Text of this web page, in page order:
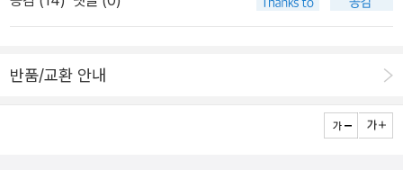
함께 이야기 해 볼수 있는 책이였어요.
고 보면서 즐기고 느끼며발표에 대한 두려움을 작게 만들고대신에 자
됬으리라 생각합니다.~
20대 대학생으로 분한(그렇게 이해되는데) <빛의 과거>.
엥, 이것이 전부인가? 목록이 현저히 짧은 것 같은 느낌에,
다. 즉, 항상 있던 반년 정도의 텀이 없다보니 아무래도 지난 학기에
다룬 소설도 좀 더 들춰볼 수 있겠다. 책을 아예 사는 쪽이라, 그때 다
반품/교환 안내